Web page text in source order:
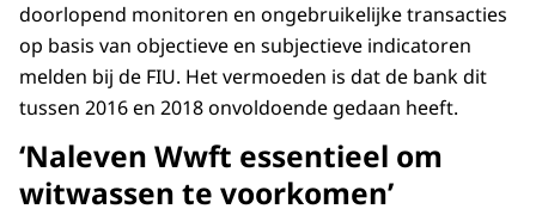
doorlopend monitoren en ongebruikelijke transacties
op basis van objectieve en subjectieve indicatoren
melden bij de FIU. Het vermoeden is dat de bank dit
tussen 2016 en 2018 onvoldoende gedaan heeft.
‘Naleven Wwft essentieel om
witwassen te voorkomen’